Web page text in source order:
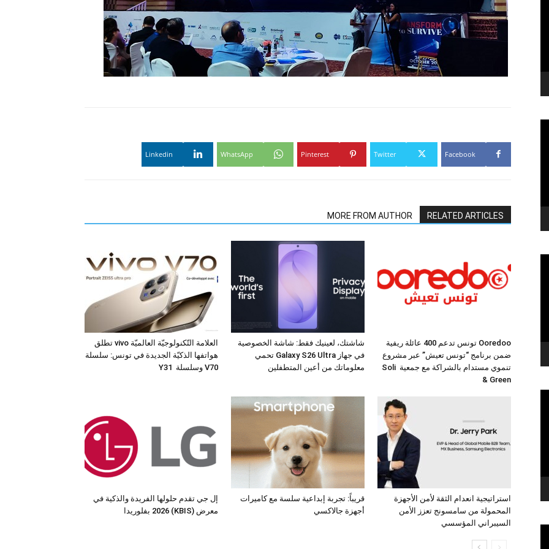
Facebook
Twitter
Pinterest
WhatsApp
Linkedin
RELATED ARTICLES
MORE FROM AUTHOR
العلامة التّكنولوجيّة العالميّة vivo تطلق
هواتفها الذكيّة الجديدة في تونس: سلسلة
V70 وسلسلة Y31
شاشتك، لعينيك فقط: شاشة الخصوصية
في جهاز Galaxy S26 Ultra تحمي
معلوماتك من أعين المتطفلين
Ooredoo تونس تدعم 400 عائلة ريفية
ضمن برنامج “تونس تعيش” عبر مشروع
تنموي مستدام بالشراكة مع جمعية Soli
& Green
إل جي تقدم حلولها الفريدة والذكية في
معرض (KBIS) 2026 بفلوريدا
قريباً: تجربة إبداعية سلسة مع كاميرات
أجهزة جالاكسي
استراتيجية انعدام الثقة لأمن الأجهزة
المحمولة من سامسونج تعزز الأمن
السيبراني المؤسسي